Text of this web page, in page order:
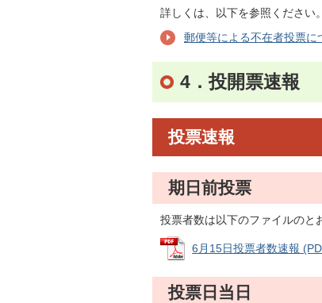
詳しくは、以下を参照ください。
郵便等による不在者投票に
4．投開票速報
投票速報
期日前投票
投票者数は以下のファイルのと
6月15日投票者数速報
投票日当日